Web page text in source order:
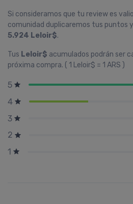
Si consideramos que tu review es
comunidad duplicaremos tus puntos
5.924 Leloir$.
Tus Leloir$ acumulados podrán ser
próxima compra. ( 1 Leloir$ = 1 ARS )
5
4
3
2
1